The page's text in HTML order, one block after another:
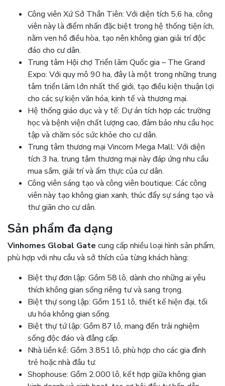
Công viên Xứ Sở Thần Tiên: Với diện tích 5,6 ha, công
viên này là điểm nhấn đặc biệt trong hệ thống tiện ích,
nằm ven hồ điều hòa, tạo nên không gian giải trí độc
đáo cho cư dân.
Trung tâm Hội chợ Triển lãm Quốc gia – The Grand
Expo: Với quy mô 90 ha, đây là một trong những trung
tâm triển lãm lớn nhất thế giới, tạo điều kiện thuận lợi
cho các sự kiện văn hóa, kinh tế và thương mại.
Hệ thống giáo dục và y tế: Dự án tích hợp các trường
học và bệnh viện chất lượng cao, đảm bảo nhu cầu học
tập và chăm sóc sức khỏe cho cư dân.
Trung tâm thương mại Vincom Mega Mall: Với diện
tích 3 ha, trung tâm thương mại này đáp ứng nhu cầu
mua sắm, giải trí và ẩm thực của cư dân.
Công viên sáng tạo và công viên boutique: Các công
viên này tạo không gian xanh, thúc đẩy sự sáng tạo và
thư giãn cho cư dân.
Sản phẩm đa dạng
Vinhomes Global Gate cung cấp nhiều loại hình sản phẩm,
phù hợp với nhu cầu và sở thích của từng khách hàng:
Biệt thự đơn lập: Gồm 58 lô, dành cho những ai yêu
thích không gian sống riêng tư và sang trọng.
Biệt thự song lập: Gồm 151 lô, thiết kế hiện đại, tối
ưu hóa không gian sống.
Biệt thự tứ lập: Gồm 87 lô, mang đến trải nghiệm
sống độc đáo và đẳng cấp.
Nhà liền kề: Gồm 3.851 lô, phù hợp cho các gia đình
trẻ hoặc nhà đầu tư.
Shophouse: Gồm 2.000 lô, kết hợp giữa không gian